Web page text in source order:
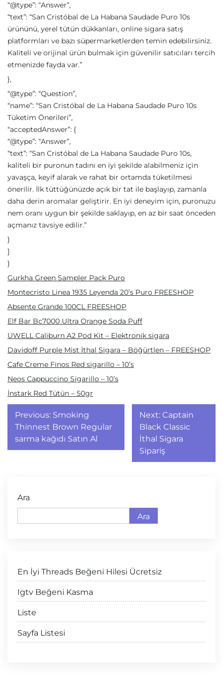
“@type”: “Answer”,
“text”: “San Cristóbal de La Habana Saudade Puro 10s
ürününü, yerel tütün dükkanları, online sigara satış
platformları ve bazı süpermarketlerden temin edebilirsiniz.
Kaliteli ve orijinal ürün bulmak için güvenilir satıcıları tercih
etmenizde fayda var.”
},
“@type”: “Question”,
“name”: “San Cristóbal de La Habana Saudade Puro 10s
Tüketim Önerileri”,
“acceptedAnswer”: {
“@type”: “Answer”,
“text”: “San Cristóbal de La Habana Saudade Puro 10s,
kaliteli bir puronun tadını en iyi şekilde alabilmeniz için
yavaşça, keyif alarak ve rahat bir ortamda tüketilmesi
önerilir. İlk tüttüğünüzde açık bir tat ile başlayıp, zamanla
daha derin aromalar geliştirir. En iyi deneyim için, puronuzu
nem oranı uygun bir şekilde saklayıp, en az bir saat önceden
açmanız tavsiye edilir.”
}
]
}
Gurkha Green Sampler Pack Puro
Montecristo Linea 1935 Leyenda 20’s Puro FREESHOP
Absente Grande 100CL FREESHOP
Elf Bar Bc7000 Ultra Orange Soda Puff
UWELL Caliburn A2 Pod Kit – Elektronik sigara
Davidoff Purple Mist İthal Sigara – Böğürtlen – FREESHOP
Cafe Creme Finos Red sigarillo – 10’s
Neos Cappuccino Sigarillo – 10’s
İnstark Red Tütün – 50gr
Yazı
gezinmesi
Previous: Smoking
Thinnest Brown Regular
sarma kağıdı Satın Al
Next: Captain
Black Classic
İthal Sigara
Sipariş
Ara
Ara
En İyi Threads Beğeni Hilesi Ücretsiz
Igtv Beğeni Kasma
Liste
Sayfa Listesi